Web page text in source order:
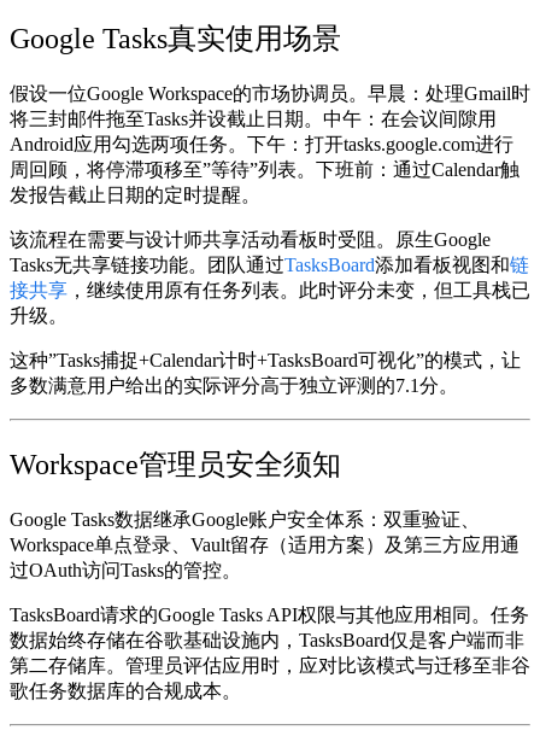
Google Tasks真实使用场景
假设一位Google Workspace的市场协调员。早晨：处理Gmail时
将三封邮件拖至Tasks并设截止日期。中午：在会议间隙用
Android应用勾选两项任务。下午：打开tasks.google.com进行
周回顾，将停滞项移至”等待”列表。下班前：通过Calendar触
发报告截止日期的定时提醒。
该流程在需要与设计师共享活动看板时受阻。原生Google
Tasks无共享链接功能。团队通过TasksBoard添加看板视图和链
接共享 ，继续使用原有任务列表。此时评分未变，但工具栈已
升级。
这种”Tasks捕捉+Calendar计时+TasksBoard可视化”的模式，让
多数满意用户给出的实际评分高于独立评测的7.1分。
Workspace管理员安全须知
Google Tasks数据继承Google账户安全体系：双重验证、
Workspace单点登录、Vault留存（适用方案）及第三方应用通
过OAuth访问Tasks的管控。
TasksBoard请求的Google Tasks API权限与其他应用相同。任务
数据始终存储在谷歌基础设施内，TasksBoard仅是客户端而非
第二存储库。管理员评估应用时，应对比该模式与迁移至非谷
歌任务数据库的合规成本。